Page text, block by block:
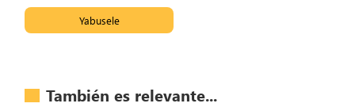
Yabusele
También es relevante...